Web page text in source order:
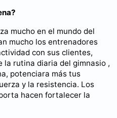
mucho en el mundo del
mucho los entrenadores
con sus clientes,
la rutina diaria del gimnasio ,
potenciara más tus
y la resistencia. Los
hacen fortalecer la